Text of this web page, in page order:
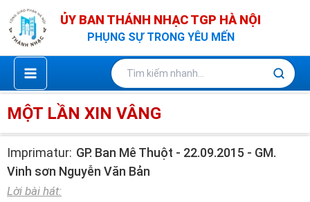
Nhảy
tới
nội
dung
ỦY BAN THÁNH NHẠC TGP HÀ NỘI
PHỤNG SỰ TRONG YÊU MẾN
MỘT LẦN XIN VÂNG
Imprimatur: GP. Ban Mê Thuột - 22.09.2015 - GM.
Vinh sơn Nguyễn Văn Bản
Lời bài hát: